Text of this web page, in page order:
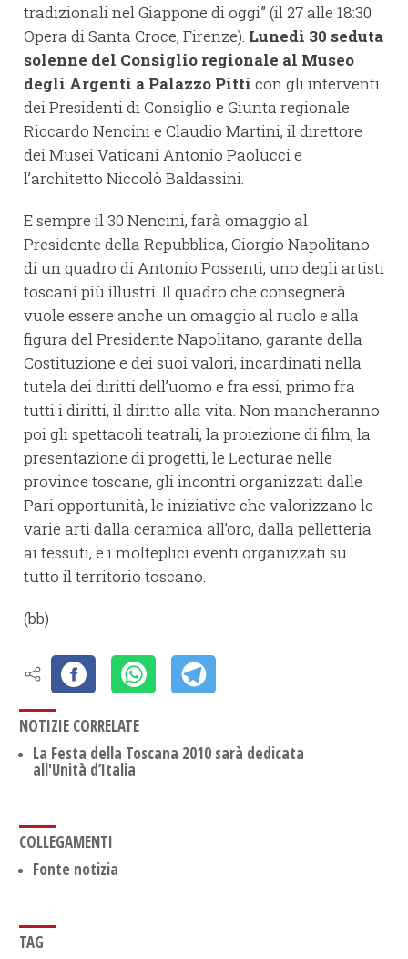
tradizionali nel Giappone di oggi” (il 27 alle 18:30
Opera di Santa Croce, Firenze). Lunedì 30 seduta
solenne del Consiglio regionale al Museo
degli Argenti a Palazzo Pitti con gli interventi
dei Presidenti di Consiglio e Giunta regionale
Riccardo Nencini e Claudio Martini, il direttore
dei Musei Vaticani Antonio Paolucci e
l’architetto Niccolò Baldassini.
E sempre il 30 Nencini, farà omaggio al
Presidente della Repubblica, Giorgio Napolitano
di un quadro di Antonio Possenti, uno degli artisti
toscani più illustri. Il quadro che consegnerà
vuole essere anche un omaggio al ruolo e alla
figura del Presidente Napolitano, garante della
Costituzione e dei suoi valori, incardinati nella
tutela dei diritti dell’uomo e fra essi, primo fra
tutti i diritti, il diritto alla vita. Non mancheranno
poi gli spettacoli teatrali, la proiezione di film, la
presentazione di progetti, le Lecturae nelle
province toscane, gli incontri organizzati dalle
Pari opportunità, le iniziative che valorizzano le
varie arti dalla ceramica all’oro, dalla pelletteria
ai tessuti, e i molteplici eventi organizzati su
tutto il territorio toscano.
(bb)
NOTIZIE CORRELATE
La Festa della Toscana 2010 sarà dedicata
all'Unità d’Italia
COLLEGAMENTI
Fonte notizia
TAG